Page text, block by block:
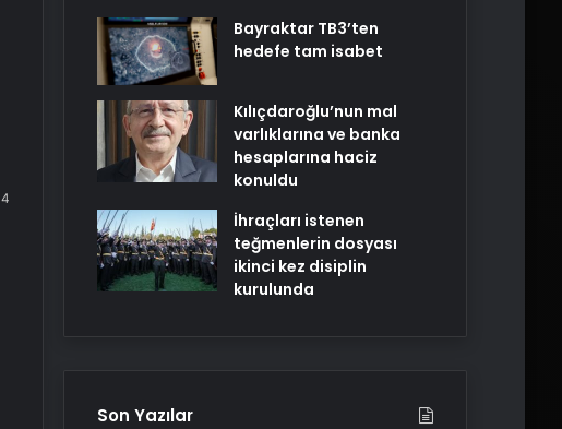
4
Bayraktar TB3’ten
hedefe tam isabet
Kılıçdaroğlu’nun mal
varlıklarına ve banka
hesaplarına haciz
konuldu
İhraçları istenen
teğmenlerin dosyası
ikinci kez disiplin
kurulunda
Son Yazılar